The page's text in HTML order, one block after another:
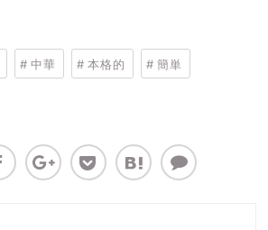
中華 本格的 簡単